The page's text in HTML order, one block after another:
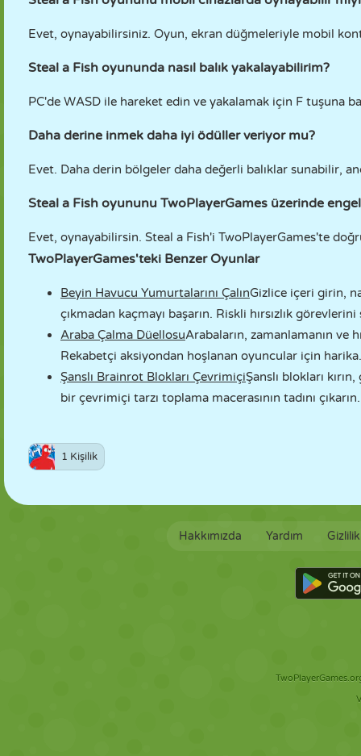
Evet, oynayabilirsiniz. Oyun, ekran düğmeleriyle mobil
Steal a Fish oyununda nasıl balık yakalayabilirim?
PC'de WASD ile hareket edin ve yakalamak için F tuşuna
Daha derine inmek daha iyi ödüller veriyor mu?
Evet. Daha derin bölgeler daha değerli balıklar sunabilir,
Steal a Fish oyununu TwoPlayerGames üzerinde
Evet, oynayabilirsin. Steal a Fish'i TwoPlayerGames'te
TwoPlayerGames'teki Benzer Oyunlar
Beyin Havucu Yumurtalarını ÇalınGizlice içeri girin,
çıkmadan kaçmayı başarın. Riskli hırsızlık
Araba Çalma DüellosuArabaların, zamanlamanın ve
Rekabetçi aksiyondan hoşlanan oyuncular için harika.
Şanslı Brainrot Blokları ÇevrimiçiŞanslı blokları
bir çevrimiçi tarzı toplama macerasının tadını çıkarın.
1 Kişilik
Hakkımızda Yardım